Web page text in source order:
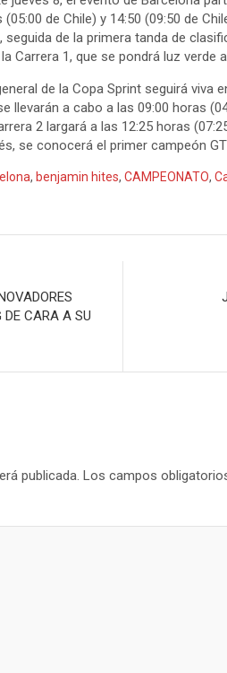
de Chile) y 14:50 (09:50 de
de la primera tanda de
Carrera 1, que se pondrá luz verde
de la Copa Sprint seguirá viva
llevarán a cabo a las 09:00 horas
2 largará a las 12:25 horas
se conocerá el primer campeón
, benjamin hites, CAMPEONATO,
DE CARA A SU
publicada. Los campos